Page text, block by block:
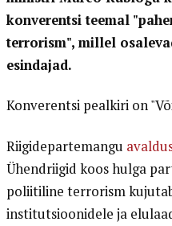
konverentsi teemal
terrorism", millel
esindajad.
Konverentsi pealkiri on
Riigidepartemangu
Ühendriigid koos hulga
poliitiline terrorism
institutsioonidele ja